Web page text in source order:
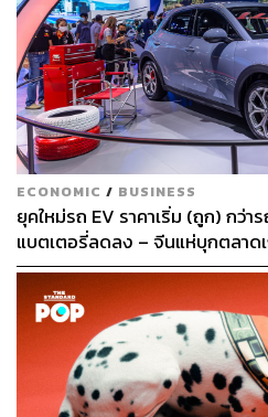
ECONOMIC / BUSINESS
ยุคใหม่รถ EV ราคาเริ่ม (ถูก) กว่
แบตเตอรี่ลดลง – จีนแห่บุกตลาด